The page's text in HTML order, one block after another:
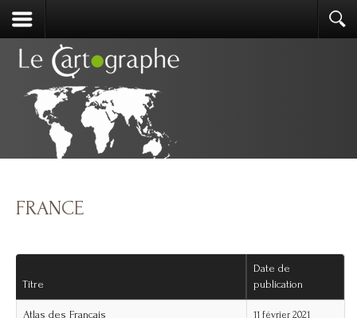
FRANCE
Titre
Date de
publication
Atlas des Français 11 février 2021